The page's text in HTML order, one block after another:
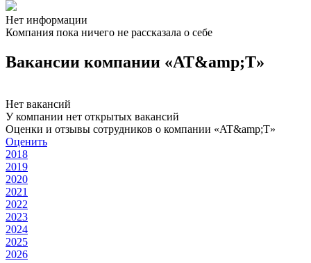
Нет информации
Компания пока ничего не рассказала о себе
Вакансии компании «AT&amp;T»
Нет вакансий
У компании нет открытых вакансий
Оценки и отзывы сотрудников о компании «AT&amp;T»
Оценить
2018
2019
2020
2021
2022
2023
2024
2025
2026